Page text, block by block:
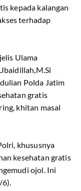
kepada kalangan
terhadap
Ulama
Polda Jatim
gratis
khitan masal
khususnya
kesehatan gratis
ojol. Ini
6).